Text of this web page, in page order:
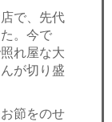
で、先代
。今で
れ屋な大
が切り盛
節をのせ